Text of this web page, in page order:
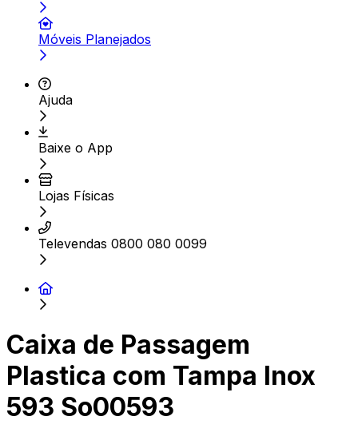
Móveis Planejados
Ajuda
Baixe o App
Lojas Físicas
Televendas 0800 080 0099
Caixa de Passagem
Plastica com Tampa Inox
593 So00593